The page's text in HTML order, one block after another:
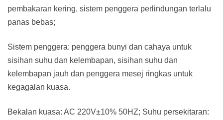
pembakaran kering, sistem penggera perlindungan terlalu
panas bebas;
Sistem penggera: penggera bunyi dan cahaya untuk
sisihan suhu dan kelembapan, sisihan suhu dan
kelembapan jauh dan penggera mesej ringkas untuk
kegagalan kuasa.
Bekalan kuasa: AC 220V±10% 50HZ; Suhu persekitaran: